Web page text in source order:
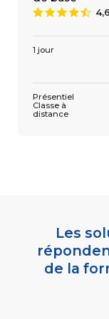
9
1 jour
Présentiel
Classe à
distance
Les
de la